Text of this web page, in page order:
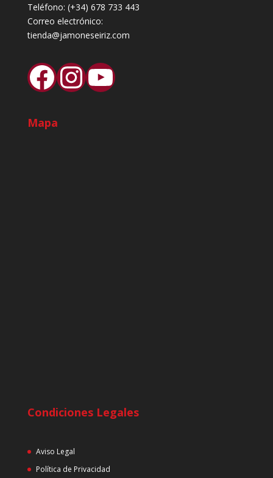
Teléfono: (+34) 678 733 443
Correo electrónico:
tienda@jamoneseiriz.com
Facebook
Instagram
YouTube
Mapa
Condiciones Legales
Aviso Legal
Política de Privacidad